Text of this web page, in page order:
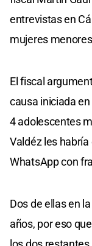
entrevistas en
mujeres
El fiscal
causa iniciada
4 adolescentes
Valdéz les
WhatsApp con
Dos de ellas en
años, por eso